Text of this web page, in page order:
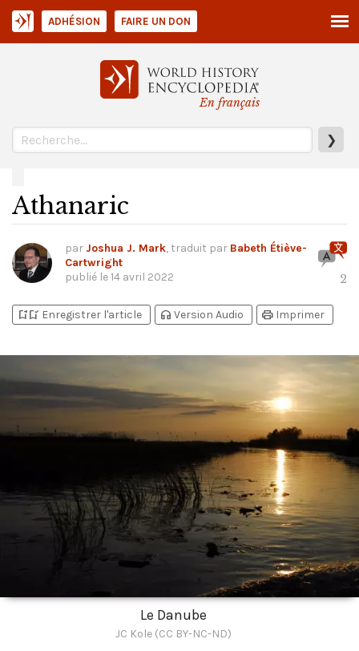
En français
❯
ADHÉSION FAIRE UN DON
Athanaric
par Joshua J. Mark, traduit par Babeth Étiève-
Cartwright
publié le14 avril 2022 2
bookmark_addbookmark_added Enregistrer l'article headphones Version Audio print Imprimer
Le Danube
JC Kole (CC BY-NC-ND)